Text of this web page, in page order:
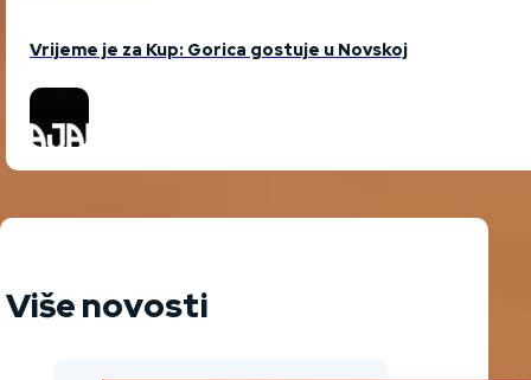
Vrijeme je za Kup: Gorica gostuje u Novskoj
Više novosti